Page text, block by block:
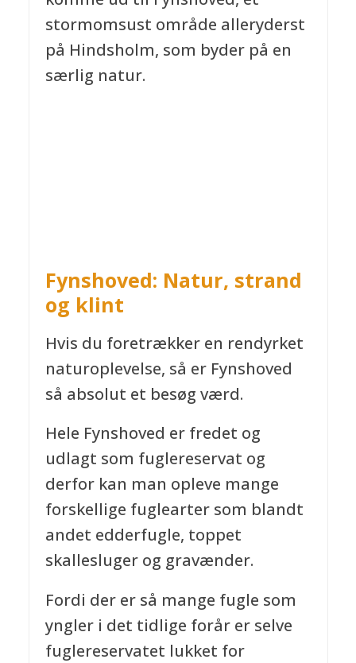
stormomsust område alleryderst
på Hindsholm, som byder på en
særlig natur.
Fynshoved: Natur, strand
og klint
Hvis du foretrækker en rendyrket
naturoplevelse, så er Fynshoved
så absolut et besøg værd.
Hele Fynshoved er fredet og
udlagt som fuglereservat og
derfor kan man opleve mange
forskellige fuglearter som blandt
andet edderfugle, toppet
skallesluger og gravænder.
Fordi der er så mange fugle som
yngler i det tidlige forår er selve
fuglereservatet lukket for